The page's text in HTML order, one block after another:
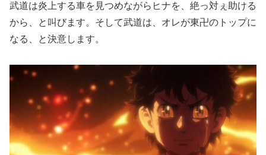
武道は炎上する車を見つめながらヒナを、絶っ対ぇ助ける
から、と叫びます。そして武道は、オレが東卍のトップに
なる、と決意します。